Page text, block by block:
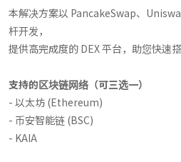
本解决方案以 PancakeSwap、
杆开发，
提供高完成度的 DEX 平台，助您快速
支持的区块链网络（可三选一）
- 以太坊 (Ethereum)
- 币安智能链 (BSC)
- KAIA